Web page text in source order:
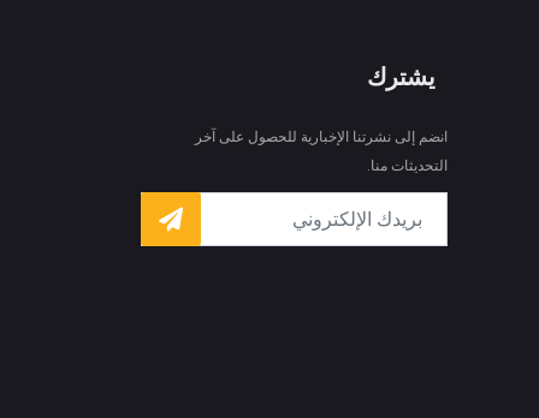
يشترك
انضم إلى نشرتنا الإخبارية للحصول على آخر
التحديثات منا.